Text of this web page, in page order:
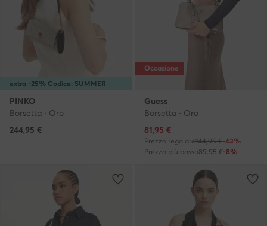
extra -25% Codice: SUMMER
PINKO
Borsetta · Oro
244,95 €
Occasione
Guess
Borsetta · Oro
Prezzo attuale
81,95 €
Prezzo regolare144,95 €-43%
Prezzo più basso89,95 €-8%